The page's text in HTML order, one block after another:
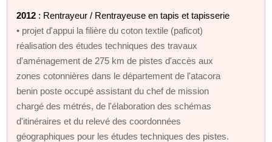
2012 : Rentrayeur / Rentrayeuse en tapis et tapisserie
• projet d'appui la filière du coton textile (paficot)
réalisation des études techniques des travaux
d'aménagement de 275 km de pistes d'accès aux
zones cotonnières dans le département de l'atacora
benin poste occupé assistant du chef de mission
chargé des métrés, de l'élaboration des schémas
d'itinéraires et du relevé des coordonnées
géographiques pour les études techniques des pistes.